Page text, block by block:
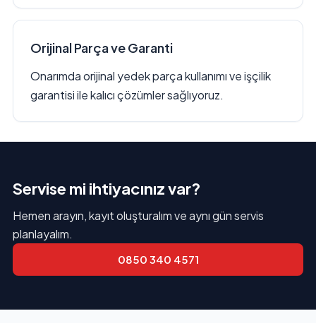
Orijinal Parça ve Garanti
Onarımda orijinal yedek parça kullanımı ve işçilik
garantisi ile kalıcı çözümler sağlıyoruz.
Servise mi ihtiyacınız var?
Hemen arayın, kayıt oluşturalım ve aynı gün servis
planlayalım.
0850 340 4571